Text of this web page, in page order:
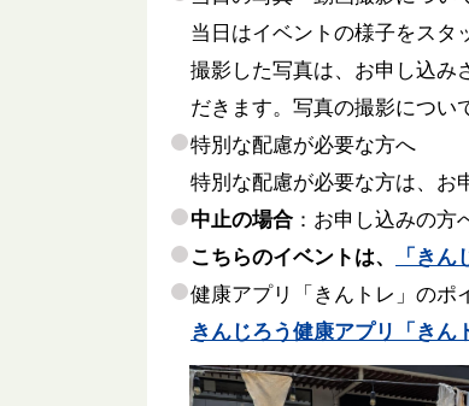
当日はイベントの様子をスタ
撮影した写真は、お申し込み
だきます。写真の撮影につい
特別な配慮が必要な方へ
特別な配慮が必要な方は、お
中止の場合 ：お申し込みの
こちらのイベントは、
「き
健康アプリ「きんトレ」のポ
きんじろう健康アプリ「きん